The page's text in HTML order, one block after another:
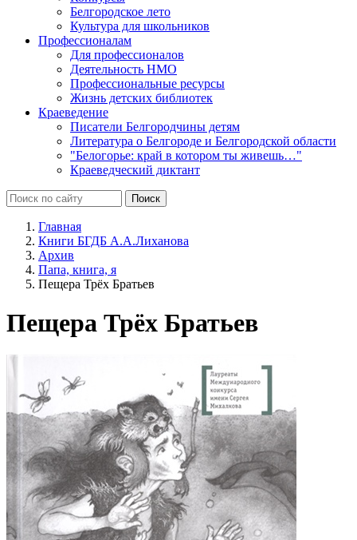
Белгородское лето
Культура для школьников
Профессионалам
Для профессионалов
Деятельность НМО
Профессиональные ресурсы
Жизнь детских библиотек
Краеведение
Писатели Белгородчины детям
Литература о Белгороде и Белгородской области
"Белогорье: край в котором ты живешь…"
Краеведческий диктант
Главная
Книги БГДБ А.А.Лиханова
Архив
Папа, книга, я
Пещера Трёх Братьев
Пещера Трёх Братьев